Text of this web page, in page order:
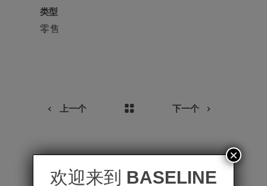
类型
零售
上一个 下一个
×